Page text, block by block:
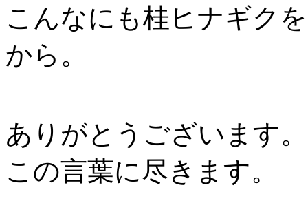
こんなにも桂ヒナギク
から。
ありがとうございます。
この言葉に尽きます。